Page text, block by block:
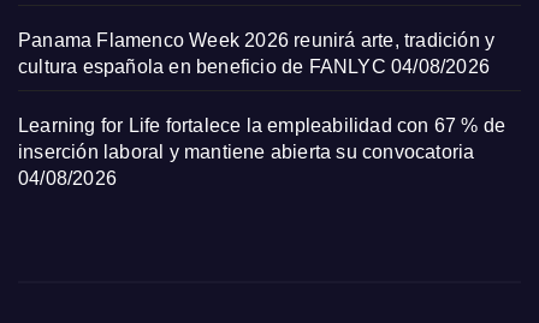
Panama Flamenco Week 2026 reunirá arte, tradición y
cultura española en beneficio de FANLYC 04/08/2026
Learning for Life fortalece la empleabilidad con 67 % de
inserción laboral y mantiene abierta su convocatoria
04/08/2026